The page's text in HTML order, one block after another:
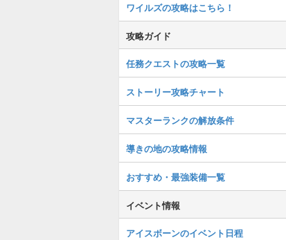
ワイルズの攻略はこちら！
攻略ガイド
任務クエストの攻略一覧
ストーリー攻略チャート
マスターランクの解放条件
導きの地の攻略情報
おすすめ・最強装備一覧
イベント情報
アイスボーンのイベント日程